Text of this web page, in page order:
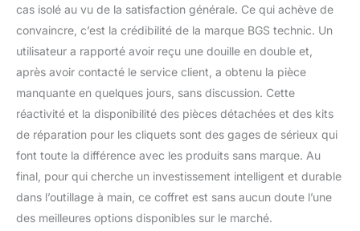
cas isolé au vu de la satisfaction générale. Ce qui achève de
convaincre, c’est la crédibilité de la marque BGS technic. Un
utilisateur a rapporté avoir reçu une douille en double et,
après avoir contacté le service client, a obtenu la pièce
manquante en quelques jours, sans discussion. Cette
réactivité et la disponibilité des pièces détachées et des kits
de réparation pour les cliquets sont des gages de sérieux qui
font toute la différence avec les produits sans marque. Au
final, pour qui cherche un investissement intelligent et durable
dans l’outillage à main, ce coffret est sans aucun doute l’une
des meilleures options disponibles sur le marché.